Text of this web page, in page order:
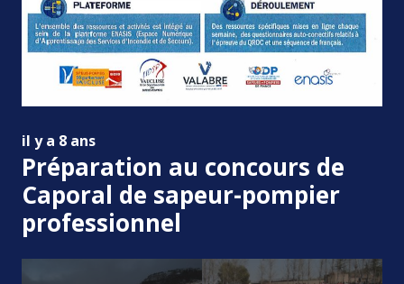
il y a 8 ans
Préparation au concours de
Caporal de sapeur-pompier
professionnel